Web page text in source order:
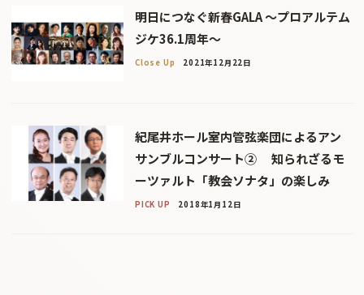
明日につなぐ新春GALA 〜プロアルテム
ジケ36.1周年〜
Close Up 2021年12月22日
紀尾井ホール室内管弦楽団によるアン
サンブルコンサート② 知られざるモ
ーツァルト「教会ソナタ」の楽しみ
PICK UP 2018年1月12日